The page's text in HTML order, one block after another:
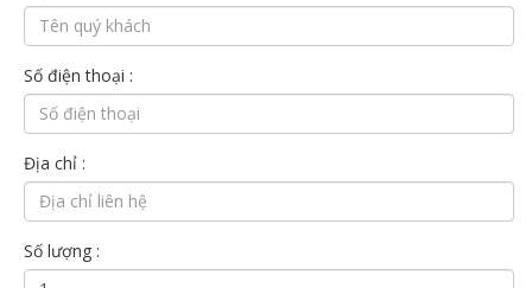
Số điện thoại :
Địa chỉ :
Số lượng :